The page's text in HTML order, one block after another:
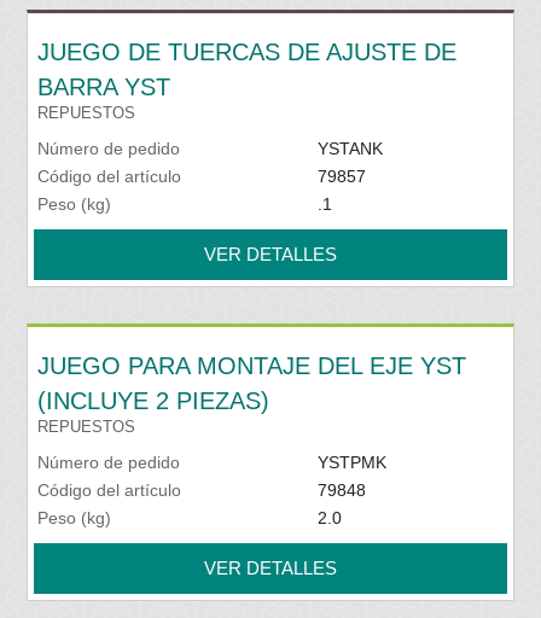
JUEGO DE TUERCAS DE AJUSTE DE
BARRA YST
REPUESTOS
Número de pedido
YSTANK
Código del artículo
79857
Peso (kg)
.1
VER DETALLES
JUEGO PARA MONTAJE DEL EJE YST
(INCLUYE 2 PIEZAS)
REPUESTOS
Número de pedido
YSTPMK
Código del artículo
79848
Peso (kg)
2.0
VER DETALLES